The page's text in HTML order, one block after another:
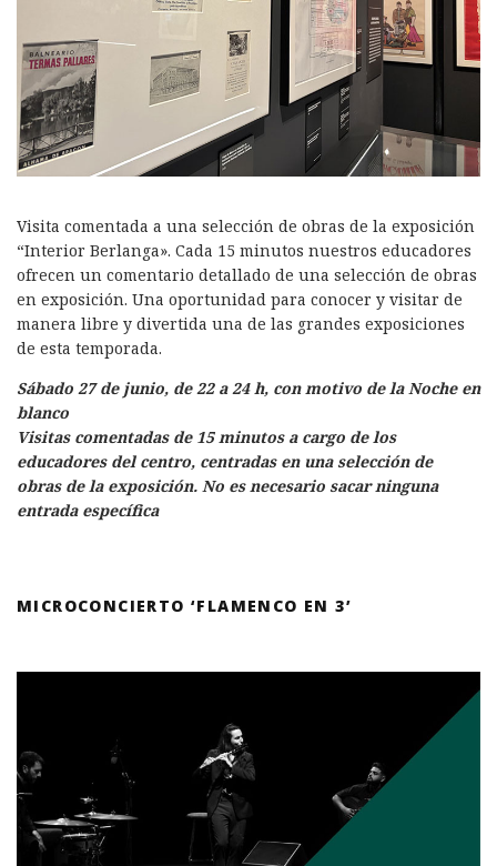
Visita comentada a una selección de obras de la exposición
“Interior Berlanga». Cada 15 minutos nuestros educadores
ofrecen un comentario detallado de una selección de obras
en exposición. Una oportunidad para conocer y visitar de
manera libre y divertida una de las grandes exposiciones
de esta temporada.
Sábado 27 de junio, de 22 a 24 h, con motivo de la Noche en
blanco
Visitas comentadas de 15 minutos a cargo de los
educadores del centro, centradas en una selección de
obras de la exposición. No es necesario sacar ninguna
entrada específica
MICROCONCIERTO ‘FLAMENCO EN 3’